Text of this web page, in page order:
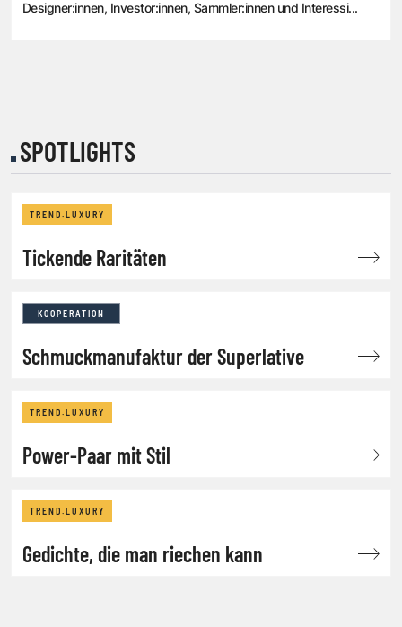
Designer:innen, Investor:innen, Sammler:innen und Interessi...
SPOTLIGHTS
TREND.LUXURY
Tickende Raritäten
KOOPERATION
Schmuckmanufaktur der Superlative
TREND.LUXURY
Power-Paar mit Stil
TREND.LUXURY
Gedichte, die man riechen kann